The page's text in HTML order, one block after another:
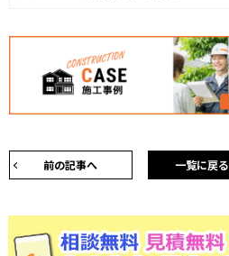
前の記事へ 一覧に戻る